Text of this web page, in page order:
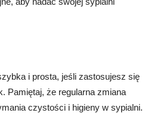
i prosta, jeśli zastosujesz się
Pamiętaj, że regularna zmiana
czystości i higieny w sypialni.